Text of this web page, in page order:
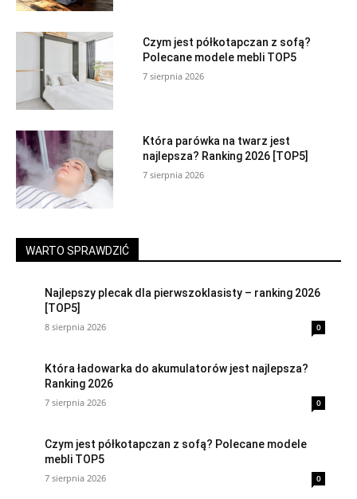
Czym jest półkotapczan z sofą?
Polecane modele mebli TOP5
7 sierpnia 2026
Która parówka na twarz jest
najlepsza? Ranking 2026 [TOP5]
7 sierpnia 2026
WARTO SPRAWDZIĆ
Najlepszy plecak dla pierwszoklasisty – ranking 2026
[TOP5]
8 sierpnia 2026 0
Która ładowarka do akumulatorów jest najlepsza?
Ranking 2026
7 sierpnia 2026 0
Czym jest półkotapczan z sofą? Polecane modele
mebli TOP5
7 sierpnia 2026 0